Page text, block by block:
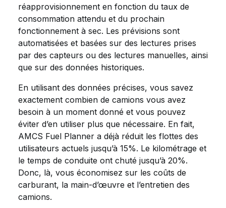
réapprovisionnement en fonction du taux de
consommation attendu et du prochain
fonctionnement à sec. Les prévisions sont
automatisées et basées sur des lectures prises
par des capteurs ou des lectures manuelles, ainsi
que sur des données historiques.
En utilisant des données précises, vous savez
exactement combien de camions vous avez
besoin à un moment donné et vous pouvez
éviter d’en utiliser plus que nécessaire. En fait,
AMCS Fuel Planner a déjà réduit les flottes des
utilisateurs actuels jusqu’à 15%. Le kilométrage et
le temps de conduite ont chuté jusqu’à 20%.
Donc, là, vous économisez sur les coûts de
carburant, la main-d’œuvre et l’entretien des
camions.